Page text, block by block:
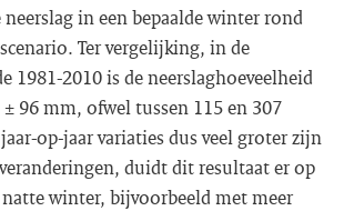
in een bepaalde winter rond
Ter vergelijking, in de
1981-2010 is de neerslaghoeveelheid
96 mm, ofwel tussen 115 en 307
op-jaar variaties dus veel groter zijn
duidt dit resultaat er op
winter, bijvoorbeeld met meer